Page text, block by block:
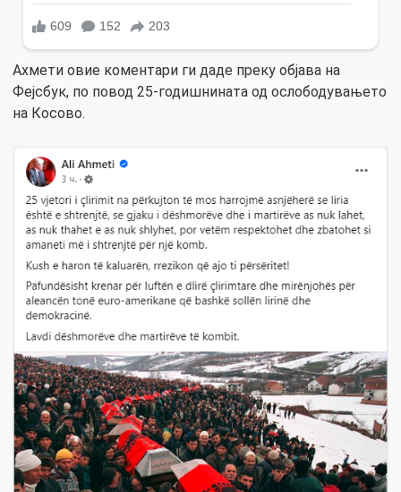
Ахмети овие коментари ги даде преку објава на
Фејсбук, по повод 25-годишнината од ослободувањето
на Косово.